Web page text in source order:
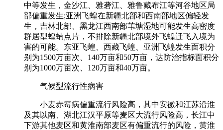
中等发生，金沙江、雅砻江、雅鲁藏布江等河谷地区局
部偏重发生;亚洲飞蝗在新疆北部和西南部地区偏轻发
生，吉林北部、黑龙江西南部苇塘湿地可能发生高密度
群居型蝗蝻点片，不排除新疆北部境外飞蝗迁飞入境为
害的可能。东亚飞蝗、西藏飞蝗、亚洲飞蝗发生面积分
别为1500万亩次、140万亩和50万亩，达防治指标面积分
别为1000万亩次、120万亩和40万亩。
气候型流行性病害
小麦赤霉病偏重流行风险高，其中安徽和江苏沿淮
及其以南、湖北江汉平原等麦区大流行风险高，长江中
下游其他麦区和黄淮南部麦区有偏重流行的风险，黄淮